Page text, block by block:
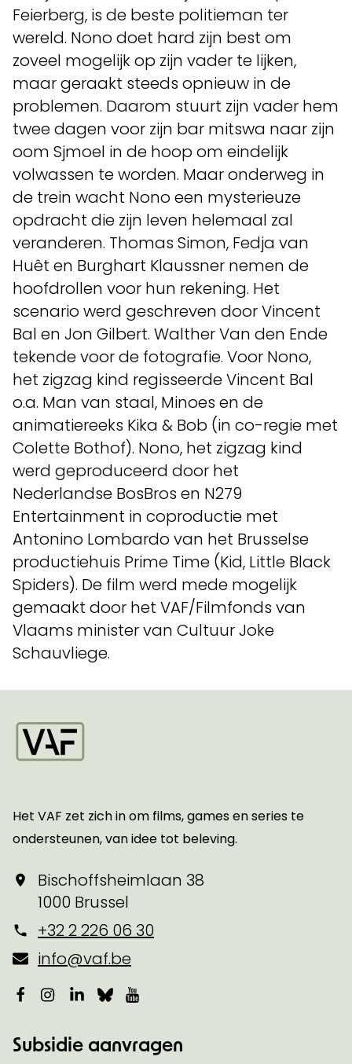
Feierberg, is de beste politieman ter
wereld. Nono doet hard zijn best om
zoveel mogelijk op zijn vader te lijken,
maar geraakt steeds opnieuw in de
problemen. Daarom stuurt zijn vader hem
twee dagen voor zijn bar mitswa naar zijn
oom Sjmoel in de hoop om eindelijk
volwassen te worden. Maar onderweg in
de trein wacht Nono een mysterieuze
opdracht die zijn leven helemaal zal
veranderen. Thomas Simon, Fedja van
Huêt en Burghart Klaussner nemen de
hoofdrollen voor hun rekening. Het
scenario werd geschreven door Vincent
Bal en Jon Gilbert. Walther Van den Ende
tekende voor de fotografie. Voor Nono,
het zigzag kind regisseerde Vincent Bal
o.a. Man van staal, Minoes en de
animatiereeks Kika & Bob (in co-regie met
Colette Bothof). Nono, het zigzag kind
werd geproduceerd door het
Nederlandse BosBros en N279
Entertainment in coproductie met
Antonino Lombardo van het Brusselse
productiehuis Prime Time (Kid, Little Black
Spiders). De film werd mede mogelijk
gemaakt door het VAF/Filmfonds van
Vlaams minister van Cultuur Joke
Schauvliege.
Het VAF zet zich in om films, games en series te
ondersteunen, van idee tot beleving.
Bischoffsheimlaan 38
1000 Brussel
+32 2 226 06 30
info@vaf.be
Facebook
Instagram
LinkedIn
Bluesky
Subsidie aanvragen